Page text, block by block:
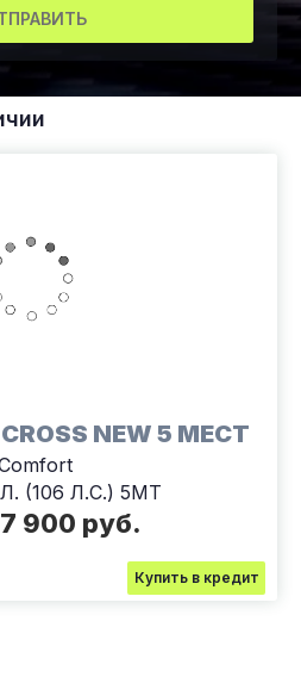
NEW 5 МЕСТ
(106 Л.С.) 5МТ
900 руб.
Купить в кредит